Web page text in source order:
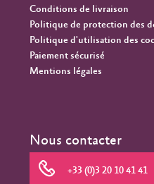
Conditions de livraison
Politique de protection des
Politique d'utilisation des
Paiement sécurisé
Mentions légales
Nous contacter
+33 (0)3 20 10 41 41